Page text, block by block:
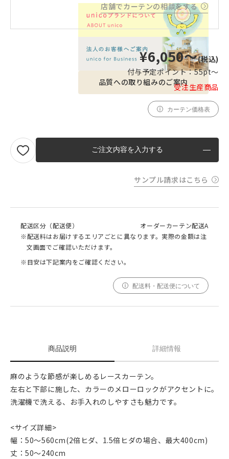
品質への取り組みのご案内
商品説明 詳細情報
麻のような節感が楽しめるレースカーテン。
左右と下部に施した、カラーのメローロックがアクセントに。
洗濯機で洗える、お手入れのしやすさも魅力です。
<サイズ詳細>
幅：50〜560cm(2倍ヒダ、1.5倍ヒダの場合、最大400cm)
丈：50〜240cm
店舗でカーテンの相談をする
¥6,050〜(税込)
付与予定ポイント：55pt〜
受注生産商品
カーテン価格表
ご注文内容を入力する
サンプル請求はこちら
配送区分（配送便）
オーダーカーテン配送A
※配送料はお届けするエリアごとに異なります。実際の金額は注
文画面でご確認いただけます。
※目安は下記案内をご確認ください。
配送料・配送便について